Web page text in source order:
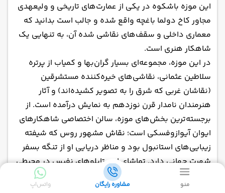
این موزه باشکوه در یکی از عمارت‌های تاریخی و ولیعهدی
مجاور کاخ دولما باغچه واقع شده و جالب است بدانید که
معماری داخلی و سقف‌های نقاشی شده آن، به تنهایی یک
شاهکار هنری است.
در این موزه، مجموعه‌ای بسیار گران‌بها و کمیاب از پرتره
سلاطین عثمانی، نقاشی‌های خیره‌کننده مستشرقین
(نقاشان غربی که شرق را به تصویر کشیده‌اند) و آثار
هنرمندان نامدار قرن نوزدهم به نمایش درآمده است. از
برجسته‌ترین بخش‌های موزه، سالن اختصاصی شاهکارهای
ایوان آیوازوفسکی است؛ نقاش مشهور روس که شیفته
زیبایی‌های استانبول بود و مناظر دریایی او از تنگه بسفر
شهرت جهانی دارد. تماشای این تابلوهای نفیس در محیطی
کاملا اشرافی، روح هنر کلاسیک را در برنامه‌های فرهنگی
تور استانبول برای شما زنده می‌کند.
منو مشاوره رایگان واتس‌اپ